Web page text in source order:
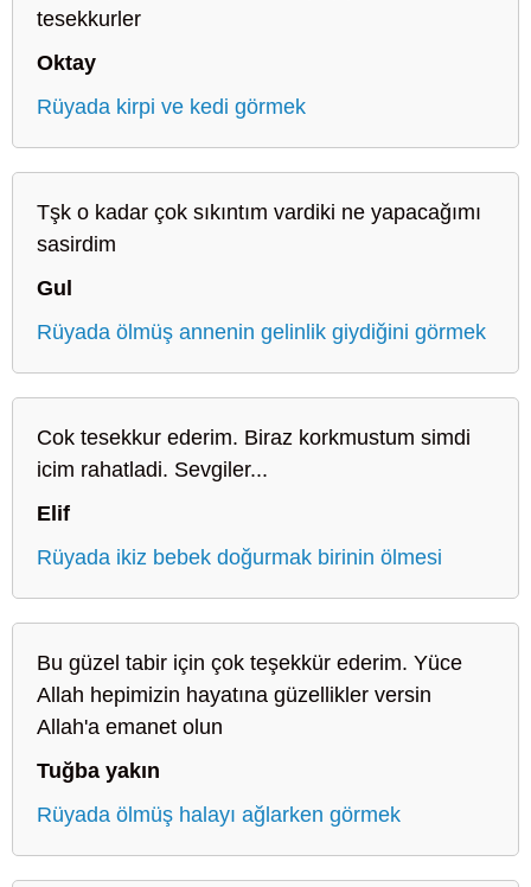
tesekkurler
Oktay
Rüyada kirpi ve kedi görmek
Tşk o kadar çok sıkıntım vardiki ne yapacağımı
sasirdim
Gul
Rüyada ölmüş annenin gelinlik giydiğini görmek
Cok tesekkur ederim. Biraz korkmustum simdi
icim rahatladi. Sevgiler...
Elif
Rüyada ikiz bebek doğurmak birinin ölmesi
Bu güzel tabir için çok teşekkür ederim. Yüce
Allah hepimizin hayatına güzellikler versin
Allah'a emanet olun
Tuğba yakın
Rüyada ölmüş halayı ağlarken görmek